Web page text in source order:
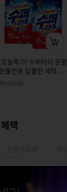
[오늘특가] 수퍼타이 분말
찬물전용 딥클린 세탁세
제 리필 10kg*2개 (일반/
원
택